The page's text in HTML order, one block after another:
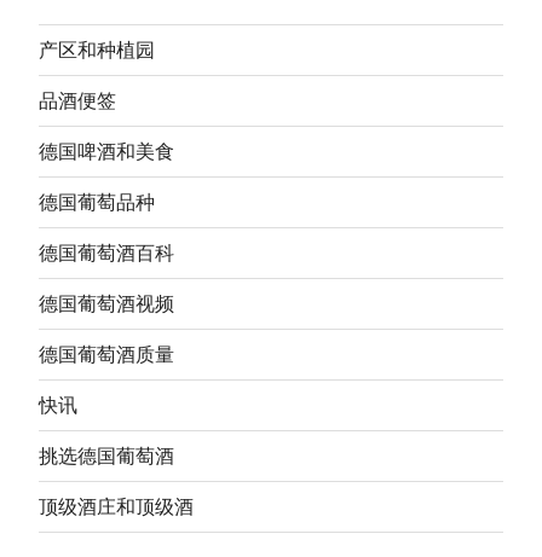
产区和种植园
品酒便签
德国啤酒和美食
德国葡萄品种
德国葡萄酒百科
德国葡萄酒视频
德国葡萄酒质量
快讯
挑选德国葡萄酒
顶级酒庄和顶级酒